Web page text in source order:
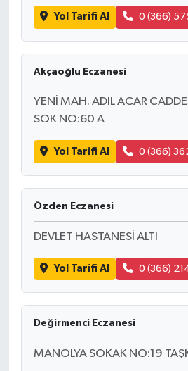
Yol Tarifi Al 0 (366)
Akçaoğlu Eczanesi
YENİ MAH. ADIL ACAR
SOK NO:60 A
Yol Tarifi Al 0 (366)
Özden Eczanesi
DEVLET HASTANESİ ALTI
Yol Tarifi Al 0 (366)
Değirmenci Eczanesi
MANOLYA SOKAK NO:19